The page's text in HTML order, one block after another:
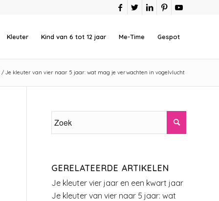
Kleuter Kind van 6 tot 12 jaar Me-Time Gespot
/ Je kleuter van vier naar 5 jaar: wat mag je verwachten in vogelvlucht
GERELATEERDE ARTIKELEN
Je kleuter vier jaar en een kwart jaar
Je kleuter van vier naar 5 jaar: wat